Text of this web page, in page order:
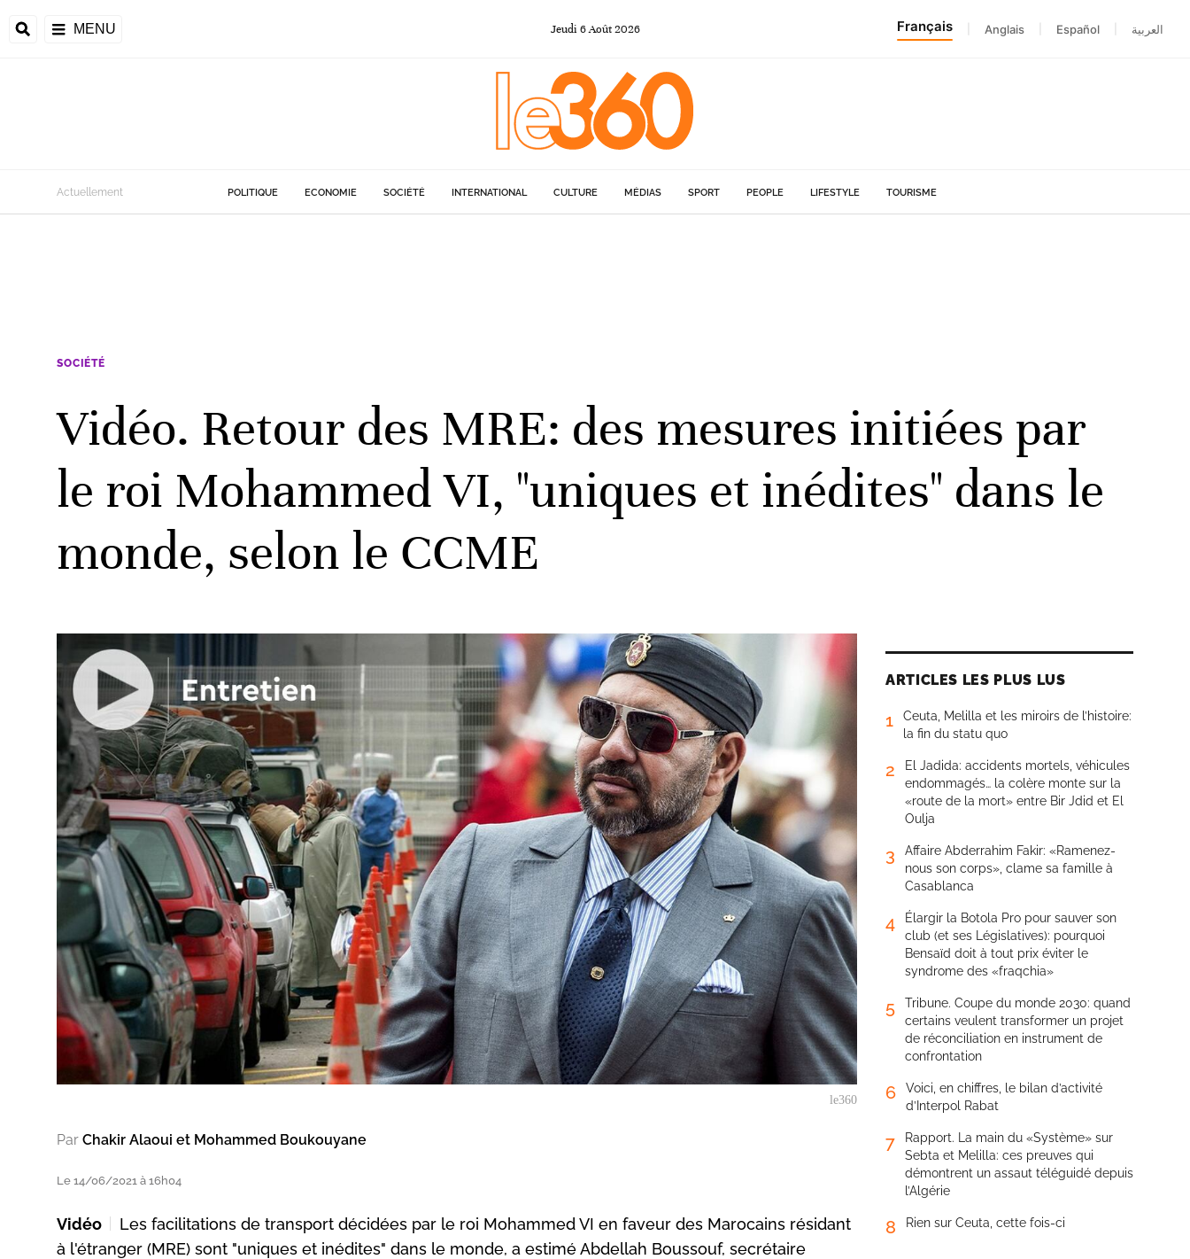
MENU Jeudi 6Août 2026 Français Anglais Español العربية
Actuellement POLITIQUE ECONOMIE SOCIÉTÉ INTERNATIONAL CULTURE MÉDIAS SPORT PEOPLE LIFESTYLE TOURISME
SOCIÉTÉ
Vidéo. Retour des MRE: des mesures initiées par
le roi Mohammed VI, "uniques et inédites" dans le
monde, selon le CCME
le360
Par Chakir Alaoui et Mohammed Boukouyane
Le 14/06/2021 à 16h04
Vidéo
Les facilitations de transport décidées par le roi Mohammed VI en faveur des Marocains résidant
à l'étranger (MRE) sont "uniques et inédites" dans le monde, a estimé Abdellah Boussouf, secrétaire
ARTICLES LES PLUS LUS
1
Ceuta, Melilla et les miroirs de l’histoire:
la fin du statu quo
2
El Jadida: accidents mortels, véhicules
endommagés… la colère monte sur la
«route de la mort» entre Bir Jdid et El
Oulja
3
Affaire Abderrahim Fakir: «Ramenez-
nous son corps», clame sa famille à
Casablanca
4
Élargir la Botola Pro pour sauver son
club (et ses Législatives): pourquoi
Bensaïd doit à tout prix éviter le
syndrome des «fraqchia»
5
Tribune. Coupe du monde 2030: quand
certains veulent transformer un projet
de réconciliation en instrument de
confrontation
6
Voici, en chiffres, le bilan d’activité
d’Interpol Rabat
7
Rapport. La main du «Système» sur
Sebta et Melilla: ces preuves qui
démontrent un assaut téléguidé depuis
l’Algérie
8 Rien sur Ceuta, cette fois-ci